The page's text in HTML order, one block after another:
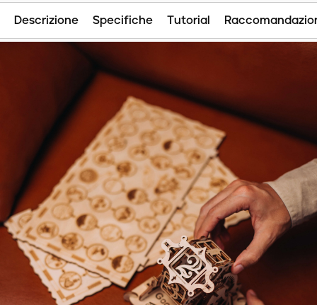
Descrizione Specifiche Tutorial